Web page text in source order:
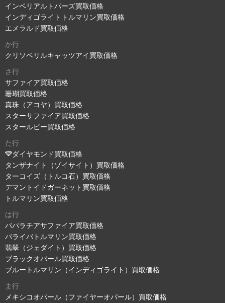
インペリアルトパーズ買取価格
インディゴライトトルマリン買取価格
エメラルド買取価格
か行
クリソベリルキャッツアイ買取価格
さ行
サファイア買取価格
珊瑚買取価格
真珠（アコヤ）買取価格
スターサファイア買取価格
スタールビー買取価格
た行
ダイヤモンド買取価格
タンザナイト（ゾイサイト）買取価格
ターコイズ（トルコ石）買取価格
デマントイドガーネット買取価格
トルマリン買取価格
は行
パパラチアサファイア買取価格
パライバトルマリン買取価格
翡翠（ジェダイト）買取価格
ブラックオパール買取価格
ブルートルマリン（インディゴライト）買取価格
ま行
メキシコオパール（ファイヤーオパール）買取価格